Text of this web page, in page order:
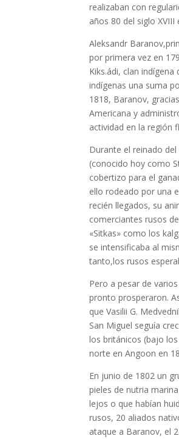
realizaban con
años 80 del siglo
Aleksandr
por primera vez en
Kiks.ádi, clan
indígenas una suma
1818, Baranov,
Americana y
actividad en la región
Durante el reinado
(conocido hoy como
cobertizo para el
ello rodeado por una
recién llegados, su
comerciantes rusos
«Sitkas» como los
se intensificaba al
tanto,los rusos
Pero a pesar de
pronto prosperaron.
que Vasilii G.
San Miguel seguía
los británicos (bajo
norte en Angoon en
En junio de 1802 un
pieles de nutria
lejos o que habían
rusos, 20 aliados
ataque a Baranov, el